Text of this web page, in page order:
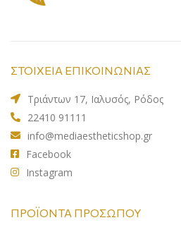
ΣΤΟΙΧΕΙΑ ΕΠΙΚΟΙΝΩΝΙΑΣ
Τριάντων 17, Ιαλυσός, Ρόδος
22410 91111
info@mediaestheticshop.gr
Facebook
Instagram
ΠΡΟΪΌΝΤΑ ΠΡΟΣΏΠΟΥ